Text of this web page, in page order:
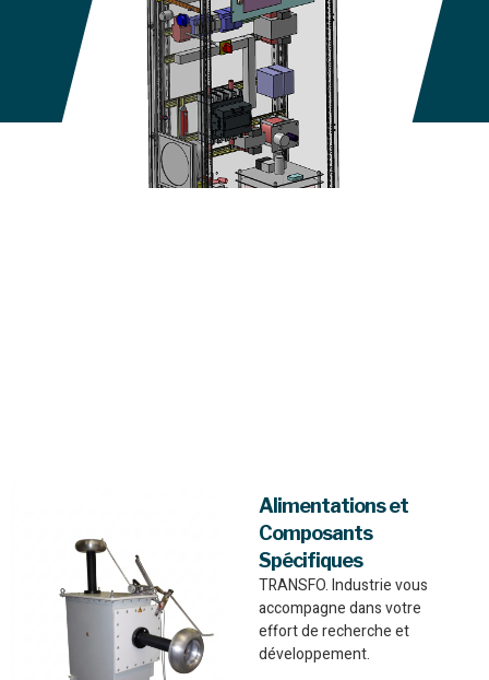
Alimentations et
Composants
Spécifiques
TRANSFO. Industrie vous
accompagne dans votre
effort de recherche et
développement.